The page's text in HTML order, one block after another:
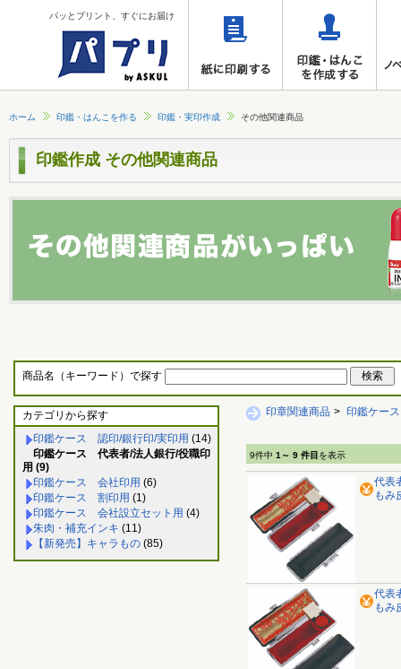
パッとプリント、すぐにお届け
ホーム 印鑑・はんこを作る 印鑑・実印作成 その他関連商品
印鑑作成 その他関連商品
商品名（キーワード）で探す
カテゴリから探す
印鑑ケース 認印/銀行印/実印用 (14)
印鑑ケース 代表者/法人銀行/役職印
用 (9)
印鑑ケース 会社印用 (6)
印鑑ケース 割印用 (1)
印鑑ケース 会社設立セット用 (4)
朱肉・補充インキ (11)
【新発売】キャラもの (85)
印章関連商品 > 印鑑ケー
9件中 1～ 9 件目 を表示
代表
もみ
代表
もみ